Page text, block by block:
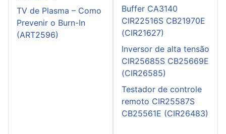
TV de Plasma – Como
Prevenir o Burn-In
(ART2596)
Buffer CA3140
CIR22516S CB21970E
(CIR21627)
Inversor de alta tensão
CIR25685S CB25669E
(CIR26585)
Testador de controle
remoto CIR25587S
CB25561E (CIR26483)